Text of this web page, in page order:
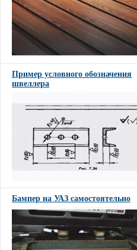
Пример условного обозначения
швеллера
Бампер на УАЗ самостоятельно